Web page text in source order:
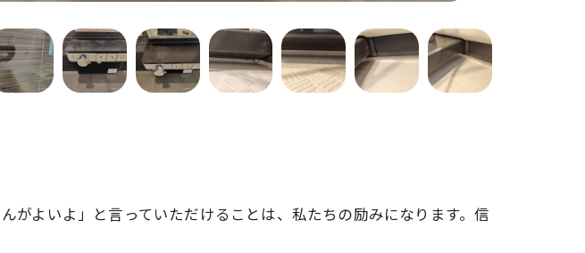
がよいよ」と言っていただけることは、私たちの励みになります。信